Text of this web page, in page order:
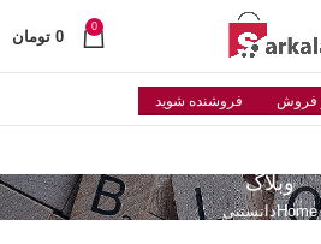
0
0 تومان
فروش فروشنده شوید
وبلاگ
Homeدانستنی